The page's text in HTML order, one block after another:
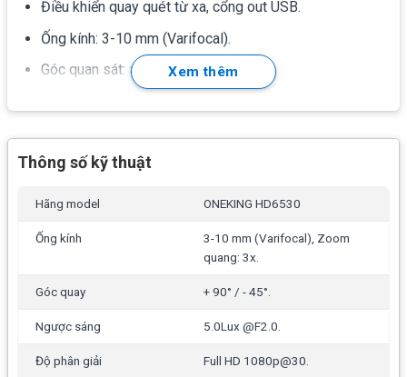
Điều khiển quay quét từ xa, cổng out USB.
Ống kính: 3-10 mm (Varifocal).
Góc quan sát: >70 độ.
Hình ảnh: Full HD 1080p@30.
Interface Universal Serial Bus (USB2.0).
One touch to Multi-functions.
Remote điều khiển từ xa (IR Remote Control).
Chức năng cân bằng ánh sáng trắng ATW: Manual/
Xem thêm
Thông số kỹ thuật
Hãng model ONEKING HD6530
Ống kính
3-10 mm (Varifocal), Zoom
quang: 3x.
Góc quay + 90° / - 45°.
Ngược sáng 5.0Lux @F2.0.
Độ phân giải Full HD 1080p@30.